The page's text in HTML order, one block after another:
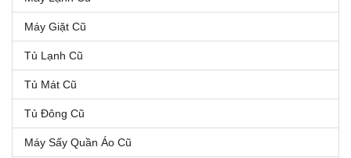
Máy Giặt Cũ
Tủ Lạnh Cũ
Tủ Mát Cũ
Tủ Đông Cũ
Máy Sấy Quần Áo Cũ